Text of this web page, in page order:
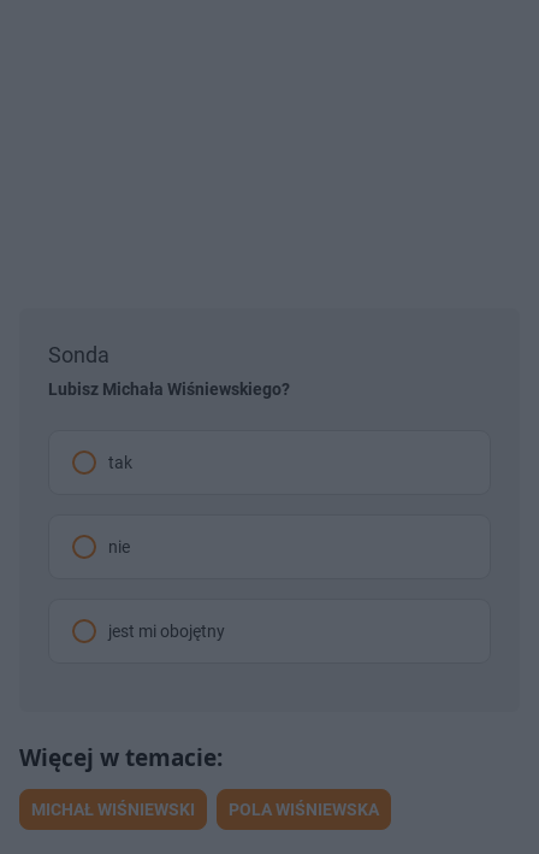
Sonda
Lubisz Michała Wiśniewskiego?
tak
nie
jest mi obojętny
MICHAŁ WIŚNIEWSKI POLA WIŚNIEWSKA